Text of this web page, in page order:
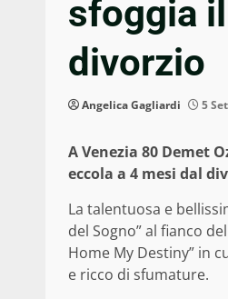
sfoggia
divorzio
Angelica Gagliardi 5
A Venezia 80 Demet
eccola a 4 mesi dal
La talentuosa e
del Sogno” al fianco
Home My Destiny” in
e ricco di sfumature.